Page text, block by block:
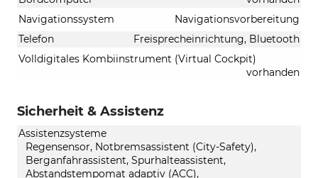
Navigationssystem
Navigationsvorbereitung
Telefon
Freisprecheinrichtung, Bluetooth
Volldigitales Kombiinstrument (Virtual Cockpit)
vorhanden
Sicherheit & Assistenz
Assistenzsysteme
Regensensor, Notbremsassistent (City-Safety),
Berganfahrassistent, Spurhalteassistent,
Abstandstempomat adaptiv (ACC),